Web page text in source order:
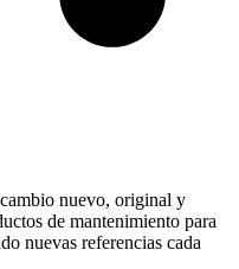
nuevo, original y
de mantenimiento para
nuevas referencias cada